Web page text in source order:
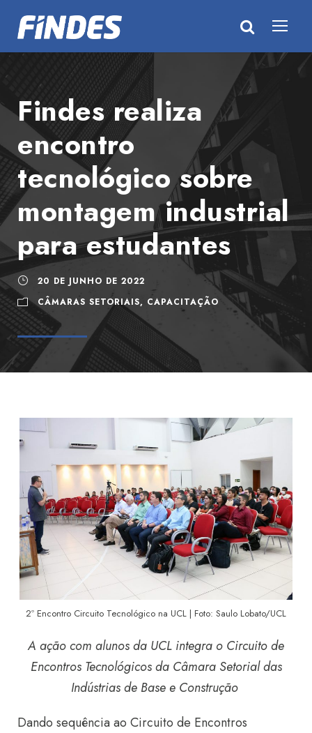
Findes realiza
encontro
tecnológico sobre
montagem industrial
para estudantes
20 DE JUNHO DE 2022
CÂMARAS SETORIAIS, CAPACITAÇÃO
2º Encontro Circuito Tecnológico na UCL | Foto: Saulo Lobato/UCL
A ação com alunos da UCL integra o Circuito de
Encontros Tecnológicos da Câmara Setorial das
Indústrias de Base e Construção
Dando sequência ao Circuito de Encontros